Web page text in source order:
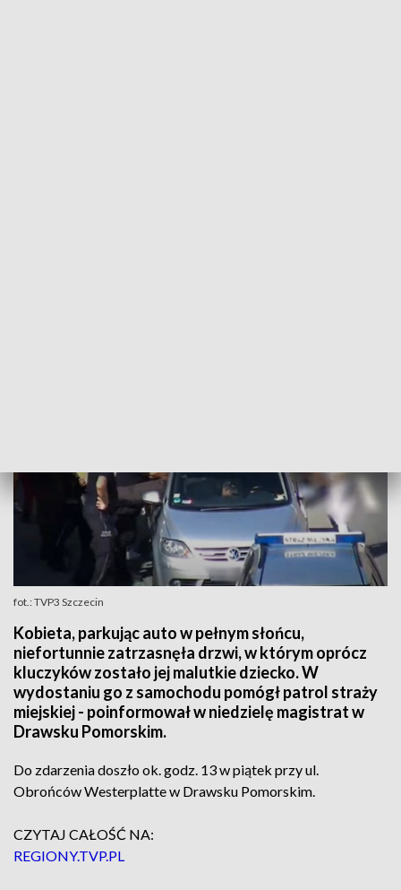
fot.: TVP3 Szczecin
Kobieta, parkując auto w pełnym słońcu,
niefortunnie zatrzasnęła drzwi, w którym oprócz
kluczyków zostało jej malutkie dziecko. W
wydostaniu go z samochodu pomógł patrol straży
miejskiej - poinformował w niedzielę magistrat w
Drawsku Pomorskim.
Do zdarzenia doszło ok. godz. 13 w piątek przy ul.
Obrońców Westerplatte w Drawsku Pomorskim.
CZYTAJ CAŁOŚĆ NA:
REGIONY.TVP.PL